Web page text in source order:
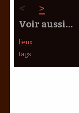
< >
Voir aussi…
lieux
tags